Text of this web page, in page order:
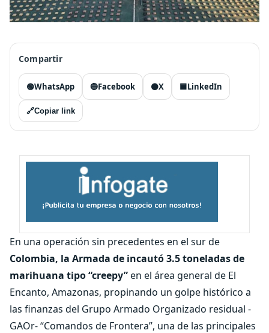
Compartir
🟢WhatsApp 🔵Facebook ⚫X 🟦LinkedIn
🔗Copiar link
En una operación sin precedentes en el sur de
Colombia, la Armada de incautó 3.5 toneladas de
marihuana tipo “creepy”en el área general de El
Encanto, Amazonas, propinando un golpe histórico a
las finanzas del Grupo Armado Organizado residual -
GAOr- “Comandos de Frontera”, una de las principales